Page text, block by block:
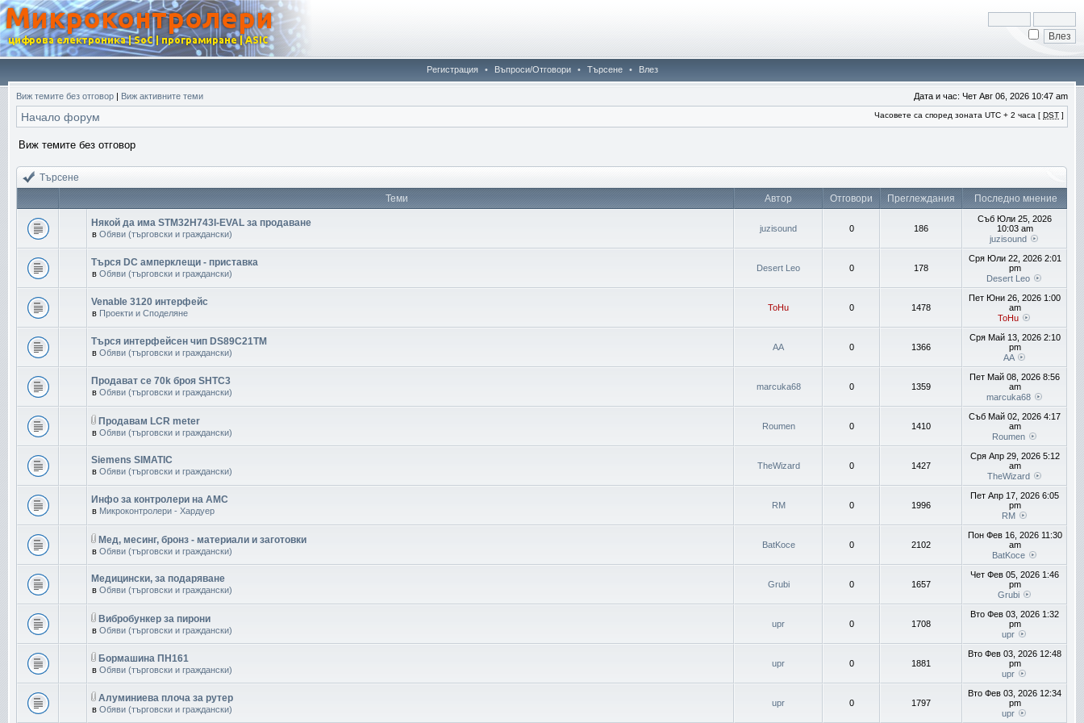
Регистрация • Въпроси/Отговори • Търсене • Влез
Виж темите без отговор | Виж активните теми Дата и час: Чет Авг 06, 2026 10:47 am
Начало форум Часовете са според зоната UTC + 2 часа [ DST ]
Виж темите без отговор
Търсене
Теми
Автор Отговори Преглеждания Последно мнение
Някой да има STM32H743I-EVAL за продаване
в Обяви (търговски и граждански)
juzisound 0 186
Съб Юли 25, 2026
10:03 am
juzisound
Търся DC амперклещи - приставка
в Обяви (търговски и граждански)
Desert Leo 0 178
Сря Юли 22, 2026 2:01
pm
Desert Leo
Venable 3120 интерфейс
в Проекти и Споделяне
ToHu 0 1478
Пет Юни 26, 2026 1:00
am
ToHu
Търся интерфейсен чип DS89C21TM
в Обяви (търговски и граждански)
AA 0 1366
Сря Май 13, 2026 2:10
pm
AA
Продават се 70k броя SHTC3
в Обяви (търговски и граждански)
marcuka68 0 1359
Пет Май 08, 2026 8:56
am
marcuka68
Продавам LCR meter
в Обяви (търговски и граждански)
Roumen 0 1410
Съб Май 02, 2026 4:17
am
Roumen
Siemens SIMATIC
в Обяви (търговски и граждански)
TheWizard 0 1427
Сря Апр 29, 2026 5:12
am
TheWizard
Инфо за контролери на AMC
в Микроконтролери - Хардуер
RM 0 1996
Пет Апр 17, 2026 6:05
pm
RM
Мед, месинг, бронз - материали и заготовки
в Обяви (търговски и граждански)
BatKoce 0 2102
Пон Фев 16, 2026 11:30
am
BatKoce
Медицински, за подаряване
в Обяви (търговски и граждански)
Grubi 0 1657
Чет Фев 05, 2026 1:46
pm
Grubi
Вибробункер за пирони
в Обяви (търговски и граждански)
upr 0 1708
Вто Фев 03, 2026 1:32
pm
upr
Бормашина ПН161
в Обяви (търговски и граждански)
upr 0 1881
Вто Фев 03, 2026 12:48
pm
upr
Aлуминиева плоча за рутер
в Обяви (търговски и граждански)
upr 0 1797
Вто Фев 03, 2026 12:34
pm
upr